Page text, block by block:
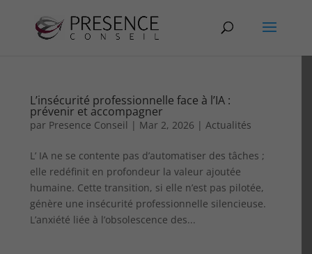
L’insécurité professionnelle face à l’IA :
prévenir et accompagner
par Presence Conseil | Mar 2, 2026 |Actualités
L’ IA ne se contente pas d’automatiser des tâches ;
elle redéfinit en profondeur la valeur ajoutée
humaine. Cette transition, si elle n’est pas pilotée,
génère une insécurité professionnelle silencieuse.
L’anxiété liée à l’obsolescence des...